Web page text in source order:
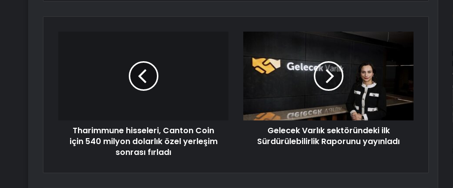
Tharimmune hisseleri, Canton Coin
için 540 milyon dolarlık özel yerleşim
sonrası fırladı
Gelecek Varlık sektöründeki ilk
Sürdürülebilirlik Raporunu yayınladı